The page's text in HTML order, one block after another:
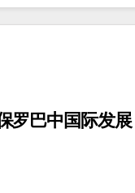
罗巴中国际发展